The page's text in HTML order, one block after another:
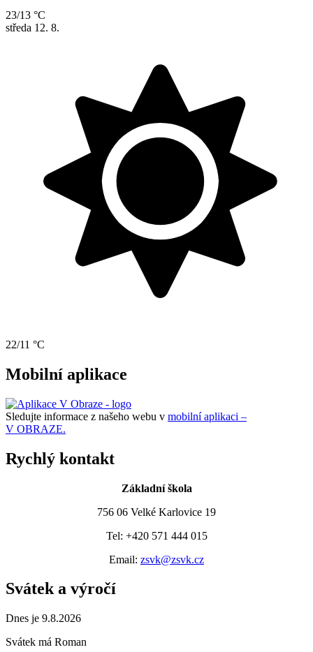
23/13 °C
středa 12. 8.
22/11 °C
Mobilní aplikace
Sledujte informace z našeho webu v mobilní aplikaci –
V OBRAZE.
Rychlý kontakt
Základní škola
756 06 Velké Karlovice 19
Tel: +420 571 444 015
Email: zsvk@zsvk.cz
Svátek a výročí
Dnes je 9.8.2026
Svátek má Roman